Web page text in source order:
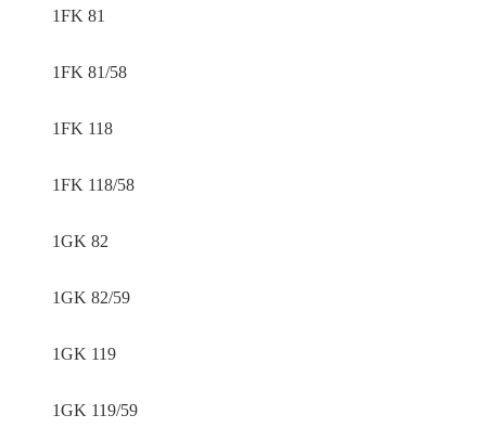
1FK 81
1FK 81/58
1FK 118
1FK 118/58
1GK 82
1GK 82/59
1GK 119
1GK 119/59